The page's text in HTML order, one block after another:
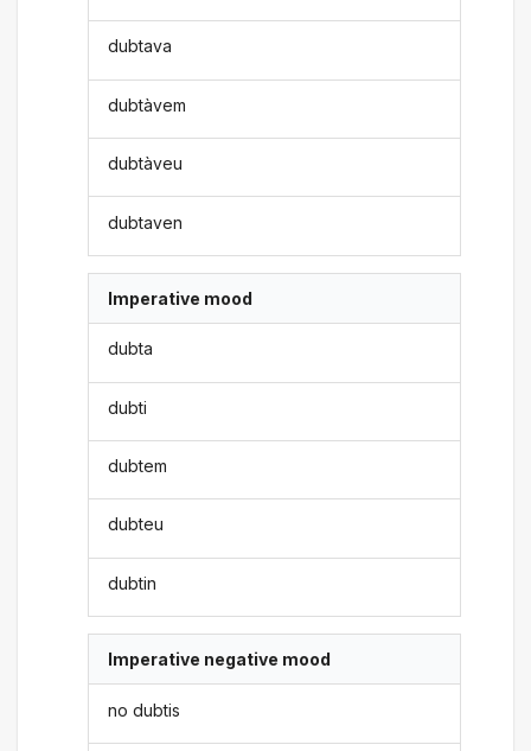
dubtava
dubtàvem
dubtàveu
dubtaven
Imperative mood
dubta
dubti
dubtem
dubteu
dubtin
Imperative negative mood
no dubtis